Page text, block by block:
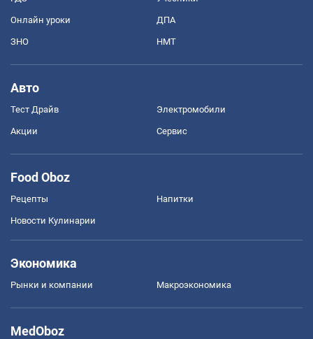
Онлайн уроки ДПА
ЗНО НМТ
Авто
Тест Драйв Электромобили
Акции Сервис
Food Oboz
Рецепты Напитки
Новости Кулинарии
Экономика
Рынки и компании Mакроэкономика
MedOboz